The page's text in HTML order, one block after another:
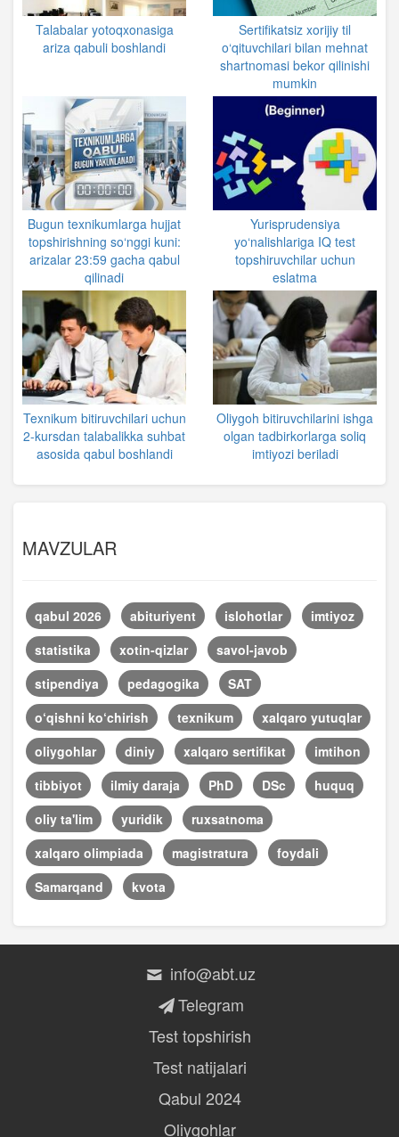
Talabalar yotoqxonasiga
ariza qabuli boshlandi
Sertifikatsiz xorijiy til
o‘qituvchilari bilan mehnat
shartnomasi bekor qilinishi
mumkin
Bugun texnikumlarga hujjat
topshirishning so‘nggi kuni:
arizalar 23:59 gacha qabul
qilinadi
Yurisprudensiya
yo‘nalishlariga IQ test
topshiruvchilar uchun
eslatma
Texnikum bitiruvchilari uchun
2-kursdan talabalikka suhbat
asosida qabul boshlandi
Oliygoh bitiruvchilarini ishga
olgan tadbirkorlarga soliq
imtiyozi beriladi
MAVZULAR
qabul 2026 abituriyent islohotlar
imtiyoz
statistika
xotin-qizlar
savol-javob
stipendiya
pedagogika
SAT
o‘qishni ko‘chirish
texnikum
xalqaro yutuqlar
oliygohlar
diniy xalqaro sertifikat
imtihon
tibbiyot
ilmiy daraja PhD DSc
huquq
oliy ta'lim
yuridik
ruxsatnoma
xalqaro olimpiada
magistratura
foydali
Samarqand
kvota
info@abt.uz
Telegram
Test topshirish
Test natijalari
Qabul 2024
Oliygohlar